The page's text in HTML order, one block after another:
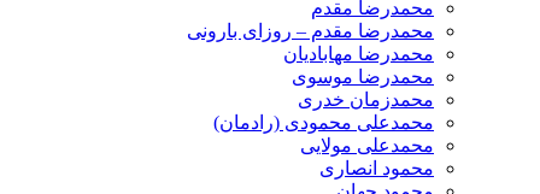
محمدرضا مقدم
محمدرضا مقدم – روزای بارونی
محمدرضا مهابادیان
محمدرضا موسوی
محمدزمان خدری
محمدعلی محمودی (رادمان)
محمدعلی مولایی
محمود انصاری